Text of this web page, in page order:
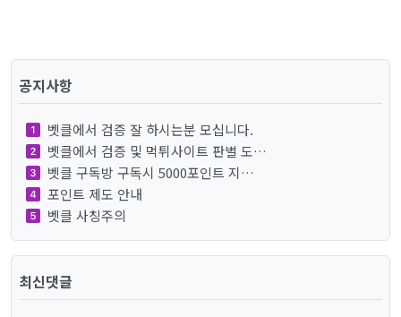
공지사항
벳클에서 검증 잘 하시는분 모십니다.
벳클에서 검증 및 먹튀사이트 판별 도…
벳클 구독방 구독시 5000포인트 지…
포인트 제도 안내
벳클 사칭주의
최신댓글